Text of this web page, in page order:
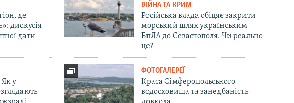
де
дискусія
дати
ВІЙНА ТА КРИМ
Російська влада обіцяє закрити
морський шлях українським
БпЛА до Севастополя. Чи реально
це?
у
ФОТОГАЛЕРЕЇ
Краса Сімферопольського
водосховища та занедбаність